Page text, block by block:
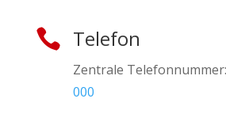
 Telefon
Zentrale Telefonnummer:
000